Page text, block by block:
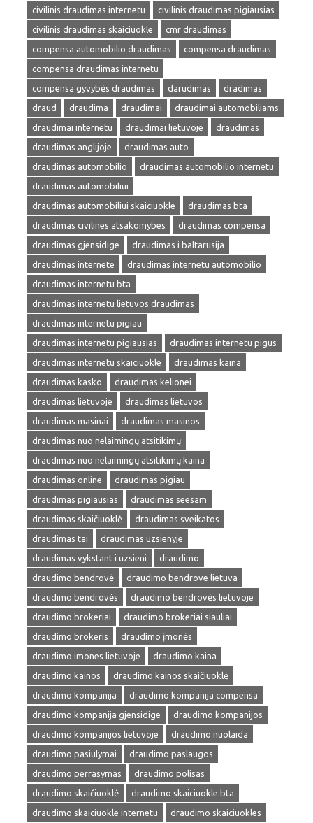
civilinis draudimas internetu
civilinis draudimas pigiausias
civilinis draudimas skaiciuokle
cmr draudimas
compensa automobilio draudimas
compensa draudimas
compensa draudimas internetu
compensa gyvybės draudimas
darudimas
dradimas
draud
draudima draudimai
draudimai automobiliams
draudimai internetu
draudimai lietuvoje
draudimas
draudimas anglijoje
draudimas auto
draudimas automobilio
draudimas automobilio internetu
draudimas automobiliui
draudimas automobiliui skaiciuokle
draudimas bta
draudimas civilines atsakomybes
draudimas compensa
draudimas gjensidige
draudimas i baltarusija
draudimas internete
draudimas internetu automobilio
draudimas internetu bta
draudimas internetu lietuvos draudimas
draudimas internetu pigiau
draudimas internetu pigiausias
draudimas internetu pigus
draudimas internetu skaiciuokle
draudimas kaina
draudimas kasko
draudimas kelionei
draudimas lietuvoje
draudimas lietuvos
draudimas masinai
draudimas masinos
draudimas nuo nelaimingų atsitikimų
draudimas nuo nelaimingų atsitikimų kaina
draudimas online
draudimas pigiau
draudimas pigiausias
draudimas seesam
draudimas skaičiuoklė
draudimas sveikatos
draudimas tai
draudimas uzsienyje
draudimas vykstant i uzsieni
draudimo
draudimo bendrovė
draudimo bendrove lietuva
draudimo bendrovės
draudimo bendrovės lietuvoje
draudimo brokeriai
draudimo brokeriai siauliai
draudimo brokeris
draudimo įmonės
draudimo imones lietuvoje
draudimo kaina
draudimo kainos
draudimo kainos skaičiuoklė
draudimo kompanija
draudimo kompanija compensa
draudimo kompanija gjensidige
draudimo kompanijos
draudimo kompanijos lietuvoje
draudimo nuolaida
draudimo pasiulymai
draudimo paslaugos
draudimo perrasymas
draudimo polisas
draudimo skaičiuoklė
draudimo skaiciuokle bta
draudimo skaiciuokle internetu
draudimo skaiciuokles